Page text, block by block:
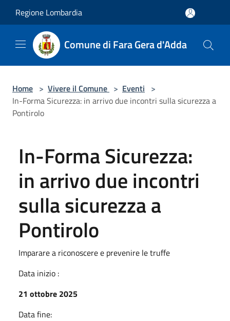
Regione Lombardia
Comune di Fara Gera d'Adda
Home > Vivere il Comune > Eventi >
In-Forma Sicurezza: in arrivo due incontri sulla sicurezza a
Pontirolo
In-Forma Sicurezza:
in arrivo due incontri
sulla sicurezza a
Pontirolo
Imparare a riconoscere e prevenire le truffe
Data inizio :
21 ottobre 2025
Data fine: